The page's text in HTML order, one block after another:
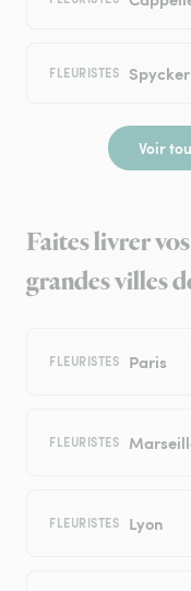
FLEURISTES Spycker
Voir
Faites livrer
grandes villes
FLEURISTES Paris
FLEURISTES
FLEURISTES Lyon